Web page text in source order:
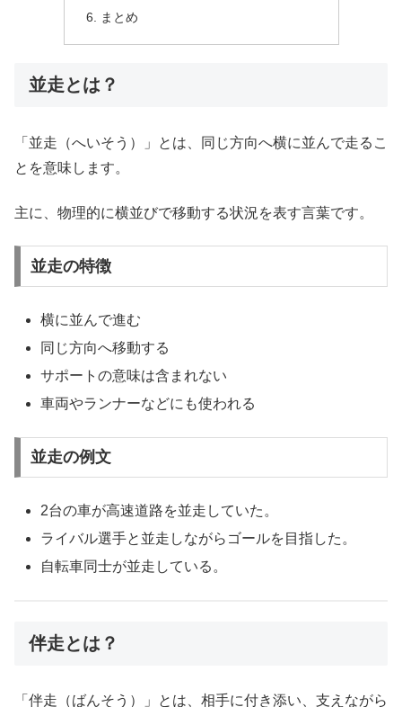
まとめ
並走とは？
「並走（へいそう）」とは、同じ方向へ横に並んで走るこ
とを意味します。
主に、物理的に横並びで移動する状況を表す言葉です。
並走の特徴
横に並んで進む
同じ方向へ移動する
サポートの意味は含まれない
車両やランナーなどにも使われる
並走の例文
2台の車が高速道路を並走していた。
ライバル選手と並走しながらゴールを目指した。
自転車同士が並走している。
伴走とは？
「伴走（ばんそう）」とは、相手に付き添い、支えながら